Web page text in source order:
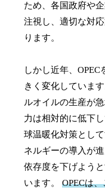
ため、各国政府や
注視し、適切な対
ります。
しかし近年、
きく変化していま
ルオイルの生産が
力は相対的に低下
球温暖化対策とし
ネルギーの導入が
依存度を下げよう
います。OPECは